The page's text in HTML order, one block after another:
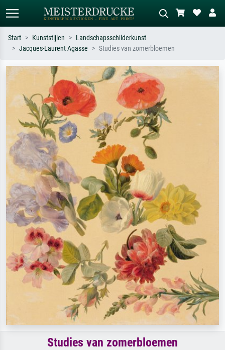
Zoek op kunstenaar, titel of stijl – bijv.
Monet, Sterrennacht, impressionisme,
Hokusai-golf, naakt.
Beschrijf de scène – bijv. groene
weide, abstract met veel rood, donker
olieverfschilderij, staand naakt naast
een boom.
Start Kunststijlen
Landschapsschilderkunst
Jacques-Laurent Agasse
Studies van zomerbloemen
Studies van zomerbloemen